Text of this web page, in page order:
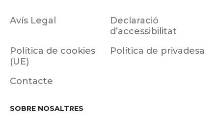
Avís Legal
Declaració
d’accessibilitat
Política de cookies
(UE)
Política de privadesa
Contacte
SOBRE NOSALTRES